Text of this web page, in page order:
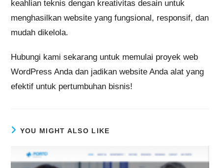
keahlian teknis dengan kreativitas desain untuk
menghasilkan website yang fungsional, responsif, dan
mudah dikelola.
Hubungi kami sekarang untuk memulai proyek web
WordPress Anda dan jadikan website Anda alat yang
efektif untuk pertumbuhan bisnis!
YOU MIGHT ALSO LIKE